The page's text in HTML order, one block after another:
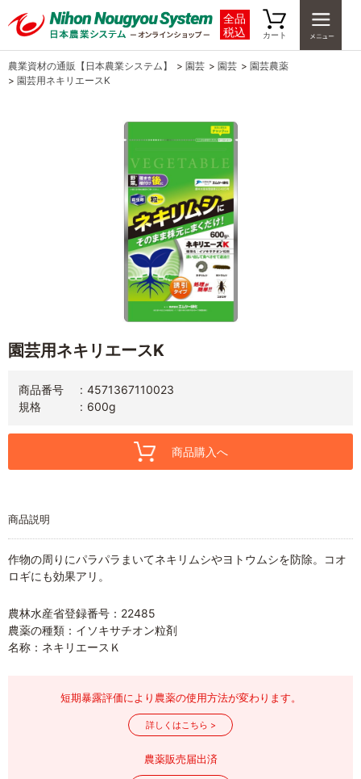
全品
税込
カート
農業資材の通販【日本農業システム】 > 園芸 > 園芸 > 園芸農薬
> 園芸用ネキリエースK
園芸用ネキリエースK
商品番号
4571367110023
規格
600g
商品購入へ
商品説明
作物の周りにパラパラまいてネキリムシやヨトウムシを防除。コオ
ロギにも効果アリ。
農林水産省登録番号：22485
農薬の種類：イソキサチオン粒剤
名称：ネキリエースＫ
短期暴露評価により農薬の使用方法が変わります。
詳しくはこちら >
農薬販売届出済